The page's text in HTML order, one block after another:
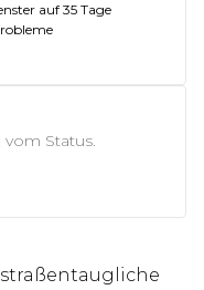
auf 35 Tage
Status.